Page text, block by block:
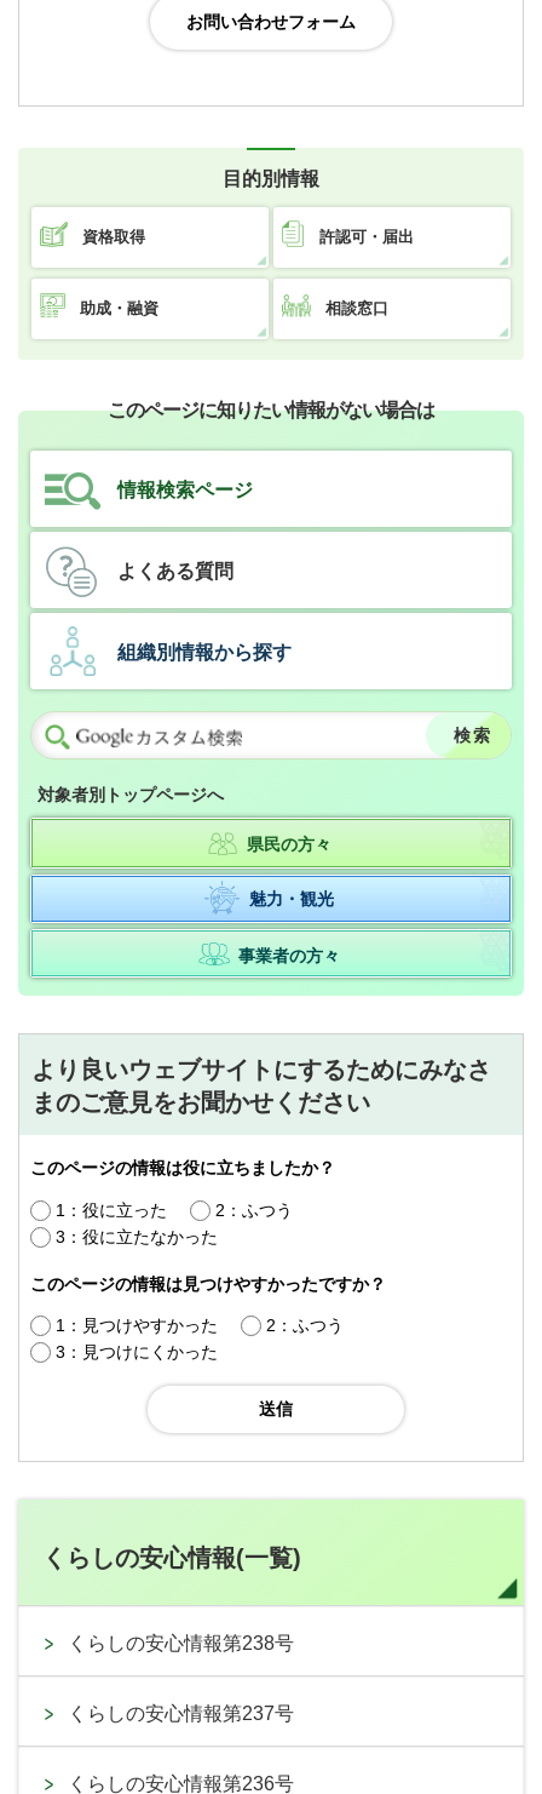
目的別情報
資格取得 許認可・届出
助成・融資 相談窓口
このページに知りたい情報がない場合は
情報検索ページ
よくある質問
組織別情報から探す
対象者別トップページへ
県民の方々
魅力・観光
事業者の方々
より良いウェブサイトにするためにみなさ
まのご意見をお聞かせください
このページの情報は役に立ちましたか？
1：役に立った
2：ふつう
3：役に立たなかった
このページの情報は見つけやすかったですか？
1：見つけやすかった
2：ふつう
3：見つけにくかった
くらしの安心情報(一覧)
くらしの安心情報第238号
くらしの安心情報第237号
くらしの安心情報第236号